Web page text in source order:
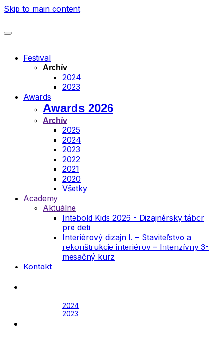
Skip to main content
Festival
Archív
2024
2023
Awards
Awards 2026
Archív
2025
2024
2023
2022
2021
2020
Všetky
Academy
Aktuálne
Intebold Kids 2026 - Dizajnérsky tábor
pre deti
Interiérový dizajn I. – Staviteľstvo a
rekonštrukcie interiérov – Intenzívny 3-
mesačný kurz
Kontakt
2024
2023